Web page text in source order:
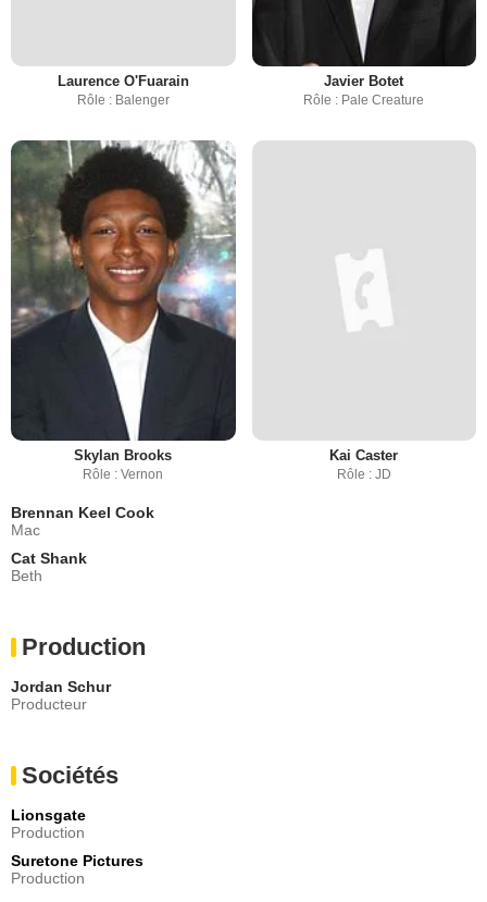
Laurence O'Fuarain
Rôle : Balenger
Javier Botet
Rôle : Pale Creature
Skylan Brooks
Rôle : Vernon
Kai Caster
Rôle : JD
Brennan Keel Cook
Mac
Cat Shank
Beth
Production
Jordan Schur
Producteur
Sociétés
Lionsgate
Production
Suretone Pictures
Production